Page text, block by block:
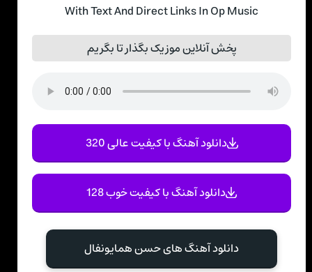
With Text And Direct Links In Op Music
پخش آنلاین موزیک بگذار تا بگریم
دانلود آهنگ با کیفیت عالی 320
دانلود آهنگ با کیفیت خوب 128
دانلود آهنگ های حسن همایونفال